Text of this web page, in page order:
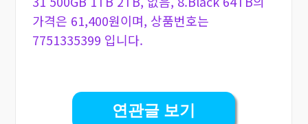
가격은 61,400원이며, 상품번호는
7751335399 입니다.
연관글 보기